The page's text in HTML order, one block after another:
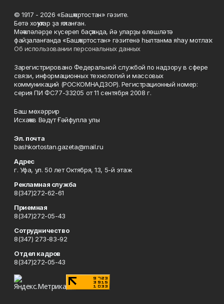
© 1917 - 2026 «Башҡортостан» гәзите.
Бөтә хоҡуҡтар ҙа яҡланған.
Мәҡәләләрҙе күсереп баҫҡанда, йә уларҙы өлөшләтә
файҙаланғанда «Башҡортостан» гәзитенә һылтанма яһау мотлаҡ.
Об использовании персональных данных
Зарегистрировано Федеральной службой по надзору в сфере
связи, информационных технологий и массовых
коммуникаций (РОСКОМНАДЗОР). Регистрационный номер:
серия ПИ ФС77-33205 от 11 сентября 2008 г.
Баш мөхәррир
Исхаҡов Вәдүт Ғәйфулла улы
Эл. почта
bashkortostan.gazeta@mail.ru
Адрес
г. Уфа, ул. 50 лет Октября, 13, 5-й этаж
Рекламная служба
8(347)272-62-61
Приемная
8(347)272-05-43
Сотрудничество
8(347) 273-83-92
Отдел кадров
8(347)272-05-43